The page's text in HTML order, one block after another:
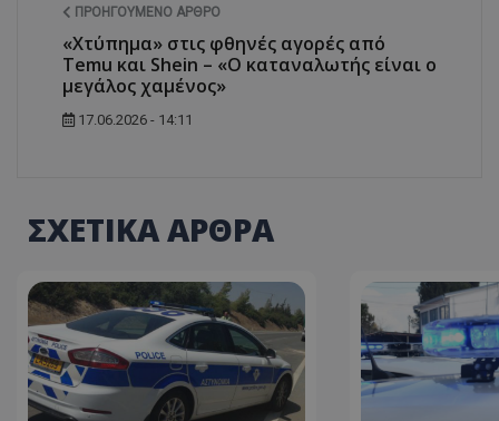
ΠΡΟΗΓΟΎΜΕΝΟ ΆΡΘΡΟ
«Χτύπημα» στις φθηνές αγορές από
Temu και Shein – «Ο καταναλωτής είναι ο
μεγάλος χαμένος»
17.06.2026 - 14:11
ΣΧΕΤΙΚΑ ΑΡΘΡΑ
διαχείριση
usprivacy